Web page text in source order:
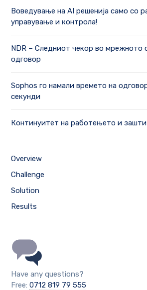
Воведување на AI решенија само со
управување и контрола!
NDR – Следниот чекор во мрежното
одговор
Sophos го намали времето на
секунди
Континуитет на работењето и
Overview
Challenge
Solution
Results
Have any questions?
Free:0712 819 79 555